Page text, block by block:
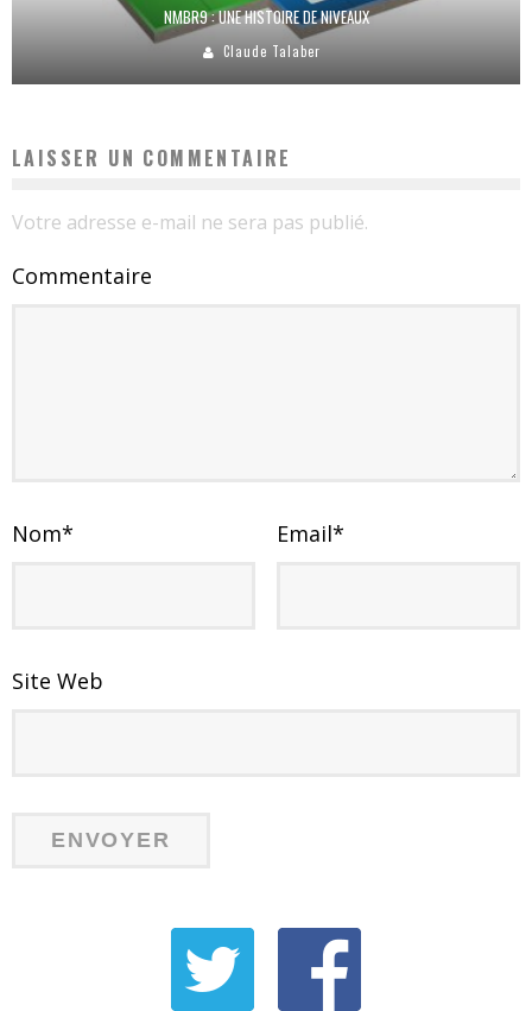
NMBR9 : UNE HISTOIRE DE NIVEAUX
Claude Talaber
LAISSER UN COMMENTAIRE
Votre adresse e-mail ne sera pas publié.
Commentaire
Nom* Email*
Site Web